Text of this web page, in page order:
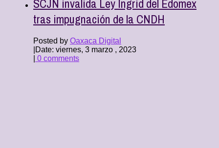
SCJN invalida Ley Ingrid del Edomex
tras impugnación de la CNDH
Posted by Oaxaca Digital
Date: viernes, 3 marzo , 2023
0 comments